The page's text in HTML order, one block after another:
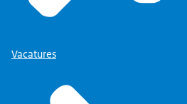
Vacatures